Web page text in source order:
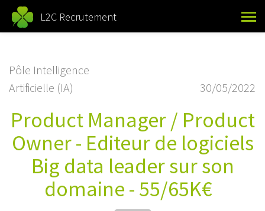
L2C Recrutement
Pôle Intelligence
Artificielle (IA)
30/05/2022
Product Manager / Product
Owner - Editeur de logiciels
Big data leader sur son
domaine - 55/65K€